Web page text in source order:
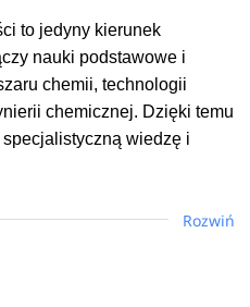
to jedyny kierunek
nauki podstawowe i
chemii, technologii
chemicznej. Dzięki temu
wiedzę i
tytuł magistra i
chemicznym i
w którym wymagane
Rozwiń